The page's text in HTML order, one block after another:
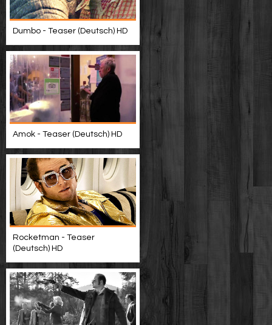
Dumbo - Teaser (Deutsch) HD
Amok - Teaser (Deutsch) HD
Rocketman - Teaser
(Deutsch) HD